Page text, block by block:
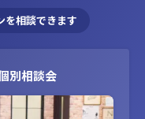
を相談できます
別相談会